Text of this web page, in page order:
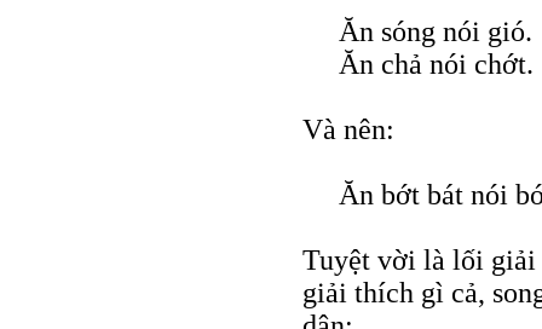
Ăn sóng nói gió.
Ăn chả nói chớt.
Và nên:
Ăn bớt bát nói
Tuyệt vời là lối
giải thích gì cả,